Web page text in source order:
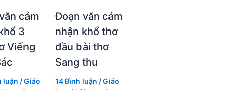
cảm
3
Viếng
luận /Giáo
Đoạn văn cảm
nhận khổ thơ
đầu bài thơ
Sang thu
14 Bình luận /Giáo